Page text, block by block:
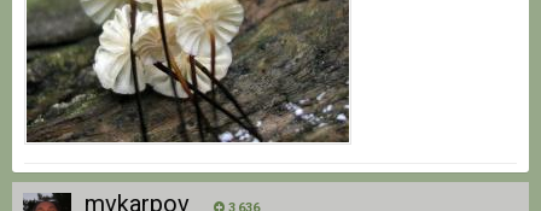
mvkarpov 3 636